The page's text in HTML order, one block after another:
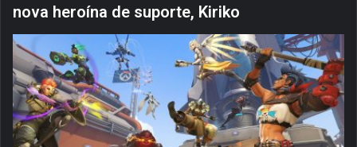
nova heroína de suporte, Kiriko